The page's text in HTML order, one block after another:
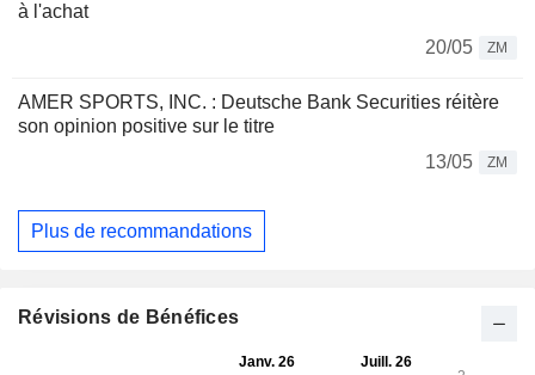
à l'achat
20/05
ZM
AMER SPORTS, INC. : Deutsche Bank Securities réitère
son opinion positive sur le titre
13/05
ZM
Plus de recommandations
Révisions de Bénéfices